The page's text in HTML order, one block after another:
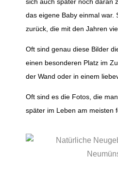
das eigene Baby einmal war.
zurück, die mit den Jahren
Oft sind genau diese Bilder
einen besonderen Platz im
der Wand oder in einem
Oft sind es die Fotos, die
später im Leben am meisten